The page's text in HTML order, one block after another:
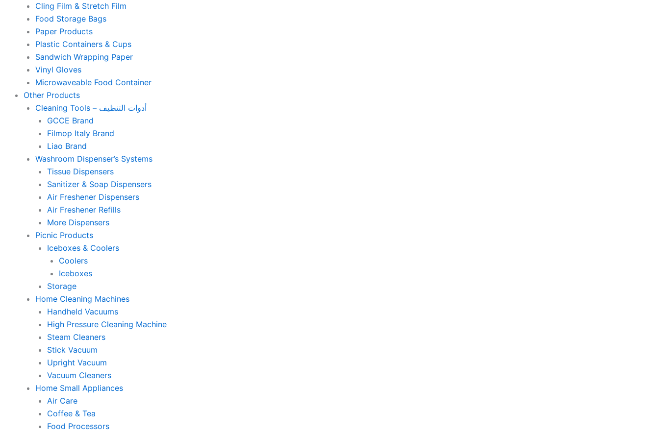
Cling Film & Stretch Film
Food Storage Bags
Paper Products
Plastic Containers & Cups
Sandwich Wrapping Paper
Vinyl Gloves
Microwaveable Food Container
Other Products
Cleaning Tools – أدوات التنظيف
GCCE Brand
Filmop Italy Brand
Liao Brand
Washroom Dispenser’s Systems
Tissue Dispensers
Sanitizer & Soap Dispensers
Air Freshener Dispensers
Air Freshener Refills
More Dispensers
Picnic Products
Iceboxes & Coolers
Coolers
Iceboxes
Storage
Home Cleaning Machines
Handheld Vacuums
High Pressure Cleaning Machine
Steam Cleaners
Stick Vacuum
Upright Vacuum
Vacuum Cleaners
Home Small Appliances
Air Care
Coffee & Tea
Food Processors